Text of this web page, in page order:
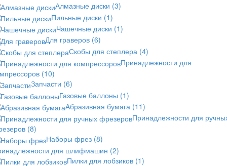
Алмазные диски (3)
Пильные диски (1)
Чашечные диски (1)
Для граверов (6)
Скобы для степлера (4)
Принадлежности для
(10)
Запчасти (6)
Газовые баллоны (1)
Абразивная бумага (11)
Принадлежности для
(8)
Наборы фрез (8)
для шлифмашин (2)
Пилки для лобзиков (1)